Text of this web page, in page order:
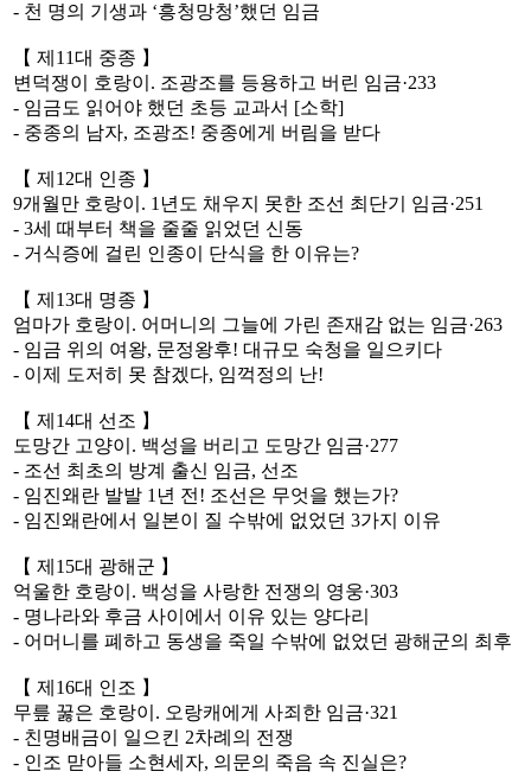
- 천 명의 기생과 ‘흥청망청’했던 임금
【 제11대 중종 】
변덕쟁이 호랑이. 조광조를 등용하고 버린 임금·233
- 임금도 읽어야 했던 초등 교과서 [소학]
- 중종의 남자, 조광조! 중종에게 버림을 받다
【 제12대 인종 】
9개월만 호랑이. 1년도 채우지 못한 조선 최단기 임금·251
- 3세 때부터 책을 줄줄 읽었던 신동
- 거식증에 걸린 인종이 단식을 한 이유는?
【 제13대 명종 】
엄마가 호랑이. 어머니의 그늘에 가린 존재감 없는 임금·263
- 임금 위의 여왕, 문정왕후! 대규모 숙청을 일으키다
- 이제 도저히 못 참겠다, 임꺽정의 난!
【 제14대 선조 】
도망간 고양이. 백성을 버리고 도망간 임금·277
- 조선 최초의 방계 출신 임금, 선조
- 임진왜란 발발 1년 전! 조선은 무엇을 했는가?
- 임진왜란에서 일본이 질 수밖에 없었던 3가지 이유
【 제15대 광해군 】
억울한 호랑이. 백성을 사랑한 전쟁의 영웅·303
- 명나라와 후금 사이에서 이유 있는 양다리
- 어머니를 폐하고 동생을 죽일 수밖에 없었던 광해군의 최후
【 제16대 인조 】
무릎 꿇은 호랑이. 오랑캐에게 사죄한 임금·321
- 친명배금이 일으킨 2차례의 전쟁
- 인조 맏아들 소현세자, 의문의 죽음 속 진실은?